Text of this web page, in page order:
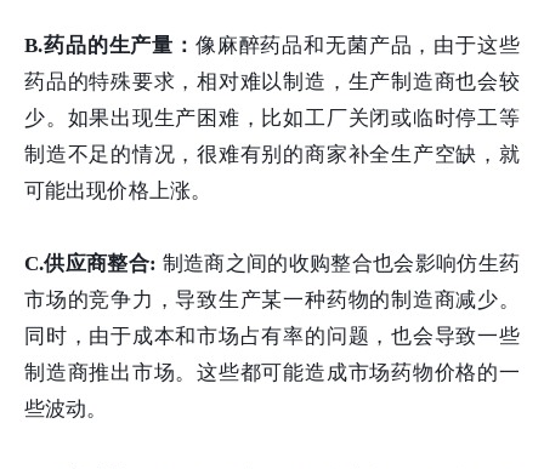
B.药品的生产量： 像麻醉药品和无菌产品，由于这些
药品的特殊要求，相对难以制造，生产制造商也会较
少。如果出现生产困难，比如工厂关闭或临时停工等
制造不足的情况，很难有别的商家补全生产空缺，就
可能出现价格上涨。
C.供应商整合: 制造商之间的收购整合也会影响仿生药
市场的竞争力，导致生产某一种药物的制造商减少。
同时，由于成本和市场占有率的问题，也会导致一些
制造商推出市场。这些都可能造成市场药物价格的一
些波动。